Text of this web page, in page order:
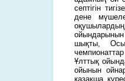
септігін
дене
ойындарынын
шықты, Осы
Ұлттық
ойынын
қазақша